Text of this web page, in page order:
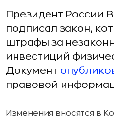
Президент России
подписал закон,
штрафы за
инвестиций
Документ
правовой
Изменения вносятся в